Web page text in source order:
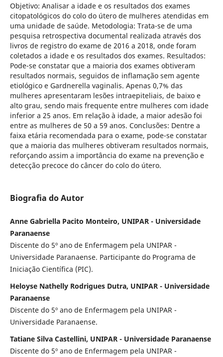
Objetivo: Analisar a idade e os resultados dos exames
citopatológicos do colo do útero de mulheres atendidas em
uma unidade de saúde. Metodologia: Trata-se de uma
pesquisa retrospectiva documental realizada através dos
livros de registro do exame de 2016 a 2018, onde foram
coletados a idade e os resultados dos exames. Resultados:
Pode-se constatar que a maioria dos exames obtiveram
resultados normais, seguidos de inflamação sem agente
etiológico e Gardnerella vaginalis. Apenas 0,7% das
mulheres apresentaram lesões intraepiteliais, de baixo e
alto grau, sendo mais frequente entre mulheres com idade
inferior a 25 anos. Em relação à idade, a maior adesão foi
entre as mulheres de 50 a 59 anos. Conclusões: Dentre a
faixa etária recomendada para o exame, pode-se constatar
que a maioria das mulheres obtiveram resultados normais,
reforçando assim a importância do exame na prevenção e
detecção precoce do câncer do colo do útero.
Biografia do Autor
Anne Gabriella Pacito Monteiro, UNIPAR - Universidade
Paranaense
Discente do 5º ano de Enfermagem pela UNIPAR -
Universidade Paranaense. Participante do Programa de
Iniciação Científica (PIC).
Heloyse Nathelly Rodrigues Dutra, UNIPAR - Universidade
Paranaense
Discente do 5º ano de Enfermagem pela UNIPAR -
Universidade Paranaense.
Tatiane Silva Castellini, UNIPAR - Universidade Paranaense
Discente do 5º ano de Enfermagem pela UNIPAR -